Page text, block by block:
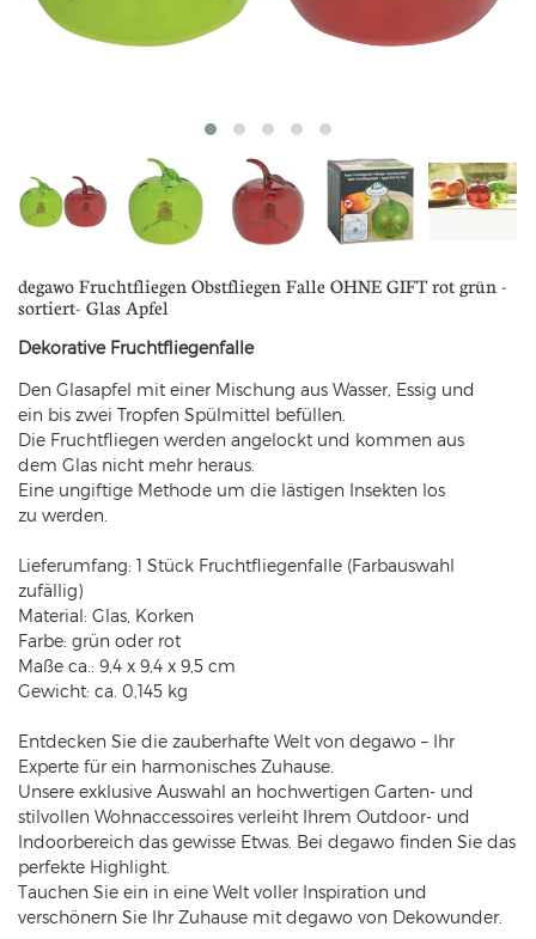
degawo Fruchtfliegen Obstfliegen Falle OHNE GIFT rot grün -
sortiert- Glas Apfel
Dekorative Fruchtfliegenfalle
Den Glasapfel mit einer Mischung aus Wasser, Essig und
ein bis zwei Tropfen Spülmittel befüllen.
Die Fruchtfliegen werden angelockt und kommen aus
dem Glas nicht mehr heraus.
Eine ungiftige Methode um die lästigen Insekten los
zu werden.
Lieferumfang: 1 Stück Fruchtfliegenfalle (Farbauswahl
zufällig)
Material: Glas, Korken
Farbe: grün oder rot
Maße ca.: 9,4 x 9,4 x 9,5 cm
Gewicht: ca. 0,145 kg
Entdecken Sie die zauberhafte Welt von degawo – Ihr
Experte für ein harmonisches Zuhause.
Unsere exklusive Auswahl an hochwertigen Garten- und
stilvollen Wohnaccessoires verleiht Ihrem Outdoor- und
Indoorbereich das gewisse Etwas. Bei degawo finden Sie das
perfekte Highlight.
Tauchen Sie ein in eine Welt voller Inspiration und
verschönern Sie Ihr Zuhause mit degawo von Dekowunder.